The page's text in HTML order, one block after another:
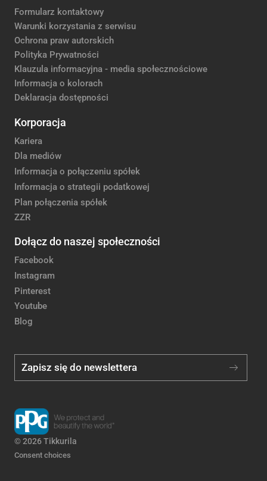
Formularz kontaktowy
Warunki korzystania z serwisu
Ochrona praw autorskich
Polityka Prywatności
Klauzula informacyjna - media społecznościowe
Informacja o kolorach
Deklaracja dostępności
Korporacja
Kariera
Dla mediów
Informacja o połączeniu spółek
Informacja o strategii podatkowej
Plan połączenia spółek
ZZR
Dołącz do naszej społeczności
Facebook
Instagram
Pinterest
Youtube
Blog
Zapisz się do newslettera
© 2026 Tikkurila
Consent choices